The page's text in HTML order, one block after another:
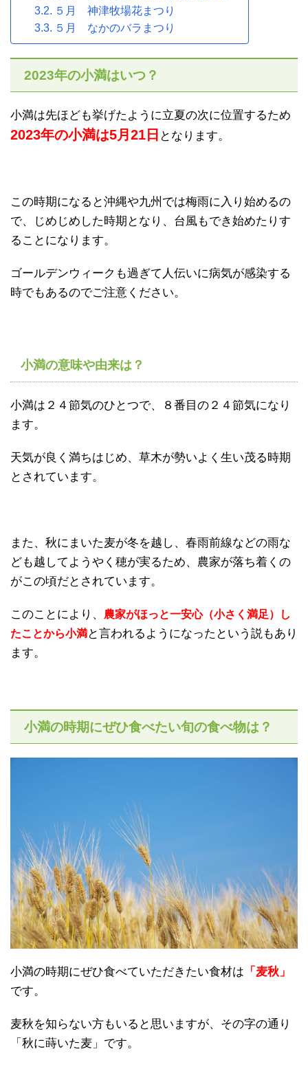
５月 神津牧場花まつり
５月 なかのバラまつり
2023年の小満はいつ？
小満は先ほども挙げたように立夏の次に位置するため
2023年の小満は5月21日 となります。
この時期になると沖縄や九州では梅雨に入り始めるの
で、じめじめした時期となり、台風もでき始めたりす
ることになります。
ゴールデンウィークも過ぎて人伝いに病気が感染する
時でもあるのでご注意ください。
小満の意味や由来は？
小満は２４節気のひとつで、８番目の２４節気になり
ます。
天気が良く満ちはじめ、草木が勢いよく生い茂る時期
とされています。
また、秋にまいた麦が冬を越し、春雨前線などの雨な
ども越してようやく穂が実るため、農家が落ち着くの
がこの頃だとされています。
このことにより、
農家がほっと一安心（小さく満足）し
たことから小満と言われるようになったという説もあり
ます。
小満の時期にぜひ食べたい旬の食べ物は？
小満の時期にぜひ食べていただきたい食材は 「麦秋」
です。
麦秋を知らない方もいると思いますが、その字の通り
「秋に蒔いた麦」です。